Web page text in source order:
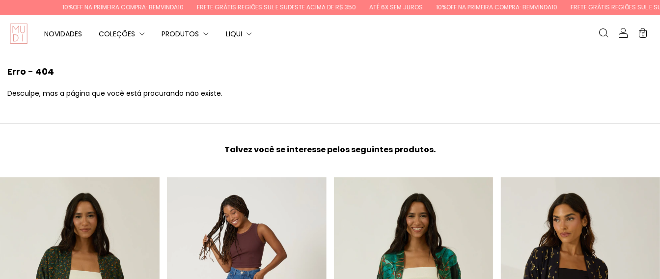
10%OFF NA PRIMEIRA COMPRA: BEMVINDA10 FRETE GRÁTIS REGIÕES SUL E SUDESTE ACIMA DE R$ 350 ATÉ 6X SEM JUROS 10%OFF NA PRIMEIRA COMPRA: BEMVINDA10 FRETE GRÁTIS REGIÕES SUL E SUDESTE
NOVIDADES COLEÇÕES PRODUTOS LIQUI 0
Erro - 404
Desculpe, mas a página que você está procurando não existe.
Talvez você se interesse pelos seguintes produtos.